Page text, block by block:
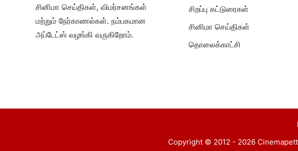
சினிமா செய்திகள், விமர்சனங்கள்
மற்றும் நேர்காணல்கள். நம்பகமான
அப்டேட்ஸ் வழங்கி வருகிறோம்.
சிறப்பு கட்டுரைகள்
சினிமா செய்திகள்
தொலைக்காட்சி
Copyright © 2012 - 2026